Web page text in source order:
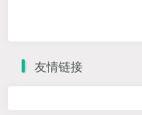
友情链接